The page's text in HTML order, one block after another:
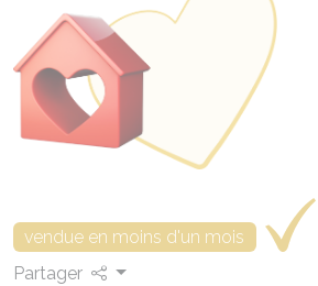
vendue en moins d'un mois
Partager